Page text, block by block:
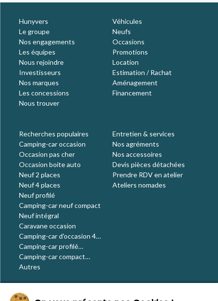
Hunyvers
Le groupe
Nos engagements
Les équipes
Nous rejoindre
Investisseurs
Nos marques
Les concessions
Nous trouver
Véhicules
Neufs
Occasions
Promotions
Location
Estimation / Rachat
Aménagement
Financement
Recherches populaires
Camping-car occasion
Occasion pas cher
Occasion boite auto
Neuf 2 places
Neuf 4 places
Neuf profilé
Camping-car neuf compact
Neuf intégral
Caravane occasion
Camping-car d'occasion 4
places
Camping-car profilé
occasion
Camping-car compact
occasion
Autres
Entretien & services
Nos agréments
Nos accessoires
Devis pièces détachées
Prendre RDV en atelier
Ateliers nomades
Le blog